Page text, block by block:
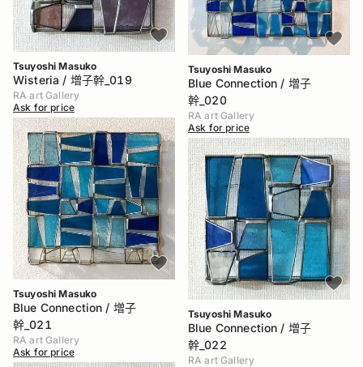
Tsuyoshi Masuko
Wisteria / 増子幹_019
RA art Gallery
Ask for price
Tsuyoshi Masuko
Blue Connection / 増子
幹_021
RA art Gallery
Ask for price
Tsuyoshi Masuko
Blue Connection / 増子
幹_020
RA art Gallery
Ask for price
Tsuyoshi Masuko
Blue Connection / 増子
幹_022
RA art Gallery